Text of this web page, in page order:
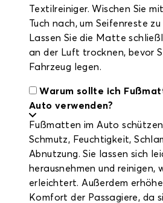
Textilreiniger. Wischen Sie
Tuch nach, um Seifenreste
Lassen Sie die Matte
an der Luft trocknen, bevor
Fahrzeug legen.
Warum sollte ich
Auto verwenden?
Fußmatten im Auto
Schmutz, Feuchtigkeit,
Abnutzung. Sie lassen sich
herausnehmen und reinigen,
erleichtert. Außerdem
Komfort der Passagiere, da